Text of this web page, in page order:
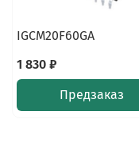
IGCM20F60GA
1 830 ₽
Предзаказ